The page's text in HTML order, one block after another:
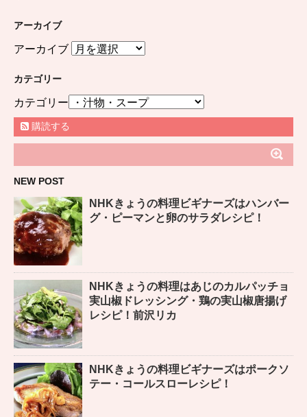
アーカイブ
アーカイブ
カテゴリー
カテゴリー
購読する
NEW POST
NHKきょうの料理ビギナーズはハンバー
グ・ピーマンと卵のサラダレシピ！
NHKきょうの料理はあじのカルパッチョ
実山椒ドレッシング・鶏の実山椒唐揚げ
レシピ！前沢リカ
NHKきょうの料理ビギナーズはポークソ
テー・コールスローレシピ！